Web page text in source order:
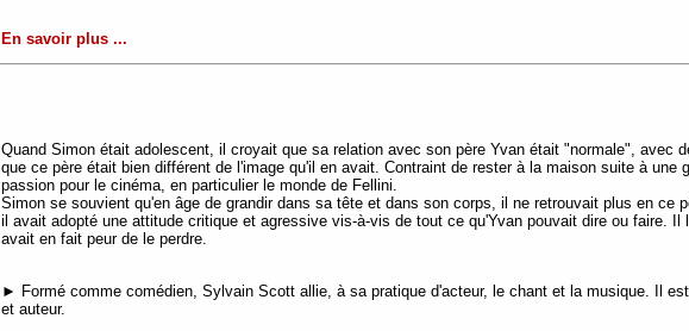
En savoir plus ...
Quand Simon était adolescent, il croyait que sa relation avec son père Yvan était "normale", avec
que ce père était bien différent de l'image qu'il en avait. Contraint de rester à la maison suite à
passion pour le cinéma, en particulier le monde de Fellini.
Simon se souvient qu'en âge de grandir dans sa tête et dans son corps, il ne retrouvait plus en ce
il avait adopté une attitude critique et agressive vis-à-vis de tout ce qu'Yvan pouvait dire ou faire.
avait en fait peur de le perdre.
► Formé comme comédien, Sylvain Scott allie, à sa pratique d'acteur, le chant et la musique. Il
et auteur.